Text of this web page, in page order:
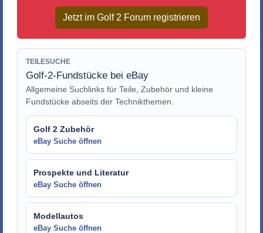
Jetzt im Golf 2 Forum registrieren
TEILESUCHE
Golf-2-Fundstücke bei eBay
Allgemeine Suchlinks für Teile, Zubehör und kleine
Fundstücke abseits der Technikthemen.
Golf 2 Zubehör
eBay Suche öffnen
Prospekte und Literatur
eBay Suche öffnen
Modellautos
eBay Suche öffnen